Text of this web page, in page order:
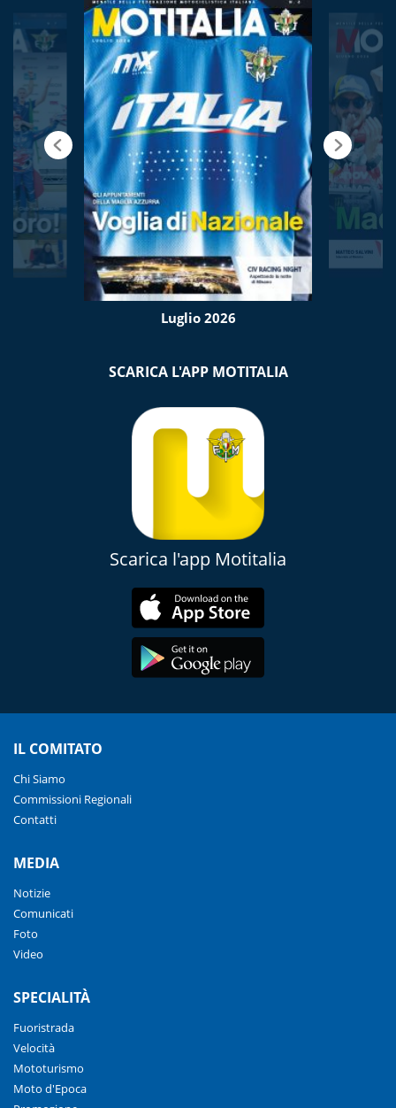
Luglio 2026
SCARICA L'APP MOTITALIA
Scarica l'app Motitalia
IL COMITATO
Chi Siamo
Commissioni Regionali
Contatti
MEDIA
Notizie
Comunicati
Foto
Video
SPECIALITÀ
Fuoristrada
Velocità
Mototurismo
Moto d'Epoca